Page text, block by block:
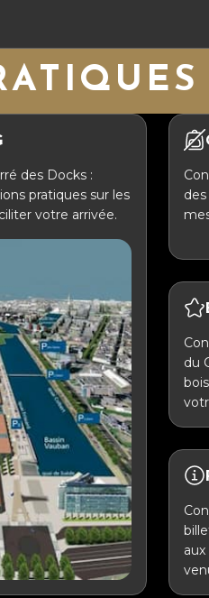
des Docks :
pratiques sur les
votre arrivée.
du